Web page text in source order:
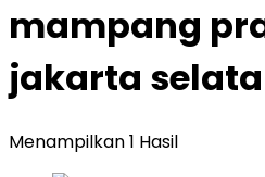
mampang
jakarta
Menampilkan 1 Hasil